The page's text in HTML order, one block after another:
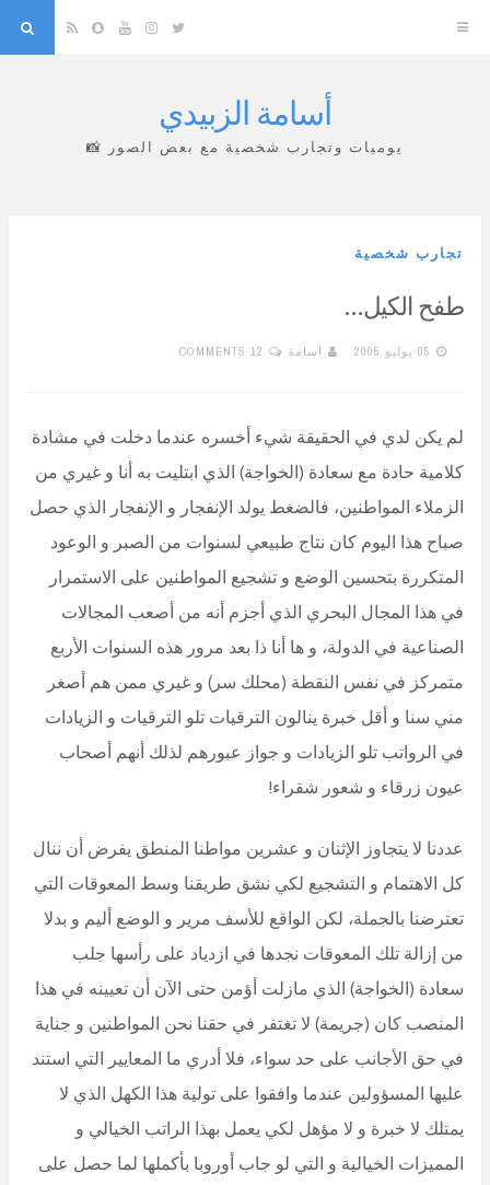
Twitter
Instagram
YouTube
Snapchat
RSS
أسامة الزبيدي
يوميات وتجارب شخصية مع بعض الصور 📸
تجارب شخصية
طفح الكيل…
05 يوليو 2005 أسامة 12 COMMENTS
لم يكن لدي في الحقيقة شيء أخسره عندما دخلت في مشادة
كلامية حادة مع سعادة (الخواجة) الذي ابتليت به أنا و غيري من
الزملاء المواطنين، فالضغط يولد الإنفجار و الإنفجار الذي حصل
صباح هذا اليوم كان نتاج طبيعي لسنوات من الصبر و الوعود
المتكررة بتحسين الوضع و تشجيع المواطنين على الاستمرار
في هذا المجال البحري الذي أجزم أنه من أصعب المجالات
الصناعية في الدولة، و ها أنا ذا بعد مرور هذه السنوات الأربع
متمركز في نفس النقطة (محلك سر) و غيري ممن هم أصغر
مني سنا و أقل خبرة ينالون الترقيات تلو الترقيات و الزيادات
في الرواتب تلو الزيادات و جواز عبورهم لذلك أنهم أصحاب
عيون زرقاء و شعور شقراء!
عددنا لا يتجاوز الإثنان و عشرين مواطنا المنطق يفرض أن ننال
كل الاهتمام و التشجيع لكي نشق طريقنا وسط المعوقات التي
تعترضنا بالجملة، لكن الواقع للأسف مرير و الوضع أليم و بدلا
من إزالة تلك المعوقات نجدها في ازدياد على رأسها جلب
سعادة (الخواجة) الذي مازلت أؤمن حتى الآن أن تعيينه في هذا
المنصب كان (جريمة) لا تغتفر في حقنا نحن المواطنين و جناية
في حق الأجانب على حد سواء، فلا أدري ما المعايير التي استند
عليها المسؤولين عندما وافقوا على تولية هذا الكهل الذي لا
يمتلك لا خبرة و لا مؤهل لكي يعمل بهذا الراتب الخيالي و
المميزات الخيالية و التي لو جاب أوروبا بأكملها لما حصل على